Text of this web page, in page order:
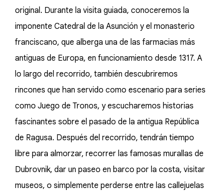
original. Durante la visita guiada, conoceremos la
imponente Catedral de la Asunción y el monasterio
franciscano, que alberga una de las farmacias más
antiguas de Europa, en funcionamiento desde 1317. A
lo largo del recorrido, también descubriremos
rincones que han servido como escenario para series
como Juego de Tronos, y escucharemos historias
fascinantes sobre el pasado de la antigua República
de Ragusa. Después del recorrido, tendrán tiempo
libre para almorzar, recorrer las famosas murallas de
Dubrovnik, dar un paseo en barco por la costa, visitar
museos, o simplemente perderse entre las callejuelas